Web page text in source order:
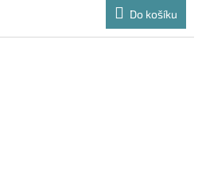
Do košíku